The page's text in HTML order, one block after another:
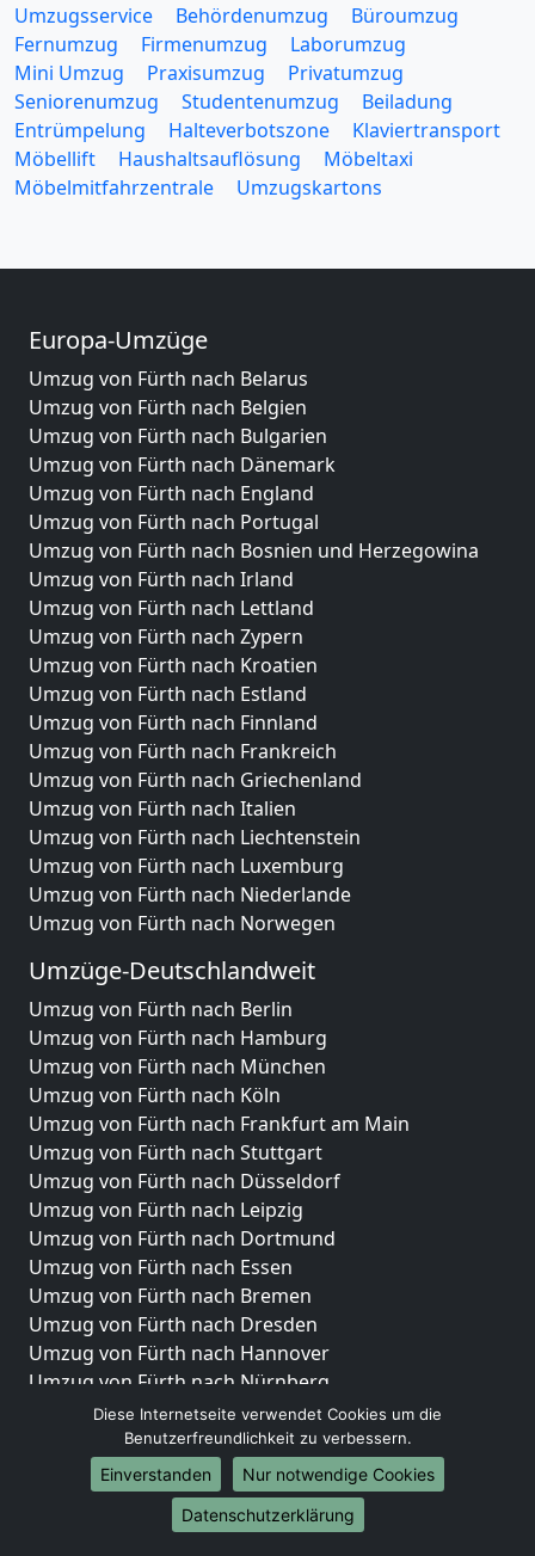
Umzugsservice Behördenumzug
Büroumzug
Fernumzug
Firmenumzug
Laborumzug
Mini Umzug
Praxisumzug
Privatumzug
Seniorenumzug
Studentenumzug
Beiladung
Entrümpelung
Halteverbotszone
Klaviertransport
Möbellift
Haushaltsauflösung
Möbeltaxi
Möbelmitfahrzentrale
Umzugskartons
Europa-Umzüge
Umzug von Fürth nach Belarus
Umzug von Fürth nach Belgien
Umzug von Fürth nach Bulgarien
Umzug von Fürth nach Dänemark
Umzug von Fürth nach England
Umzug von Fürth nach Portugal
Umzug von Fürth nach Bosnien und Herzegowina
Umzug von Fürth nach Irland
Umzug von Fürth nach Lettland
Umzug von Fürth nach Zypern
Umzug von Fürth nach Kroatien
Umzug von Fürth nach Estland
Umzug von Fürth nach Finnland
Umzug von Fürth nach Frankreich
Umzug von Fürth nach Griechenland
Umzug von Fürth nach Italien
Umzug von Fürth nach Liechtenstein
Umzug von Fürth nach Luxemburg
Umzug von Fürth nach Niederlande
Umzug von Fürth nach Norwegen
Umzüge-Deutschlandweit
Umzug von Fürth nach Berlin
Umzug von Fürth nach Hamburg
Umzug von Fürth nach München
Umzug von Fürth nach Köln
Umzug von Fürth nach Frankfurt am Main
Umzug von Fürth nach Stuttgart
Umzug von Fürth nach Düsseldorf
Umzug von Fürth nach Leipzig
Umzug von Fürth nach Dortmund
Umzug von Fürth nach Essen
Umzug von Fürth nach Bremen
Umzug von Fürth nach Dresden
Umzug von Fürth nach Hannover
Umzug von Fürth nach Nürnberg
Umzug von Fürth nach Duisburg
Umzug von Fürth nach Bochum
Umzug von Fürth nach Wuppertal
Umzug von Fürth nach Bielefeld
Umzug von Fürth nach Bonn
Diese Internetseite verwendet Cookies um die
Benutzerfreundlichkeit zu verbessern.
Einverstanden
Nur notwendige Cookies
Datenschutzerklärung